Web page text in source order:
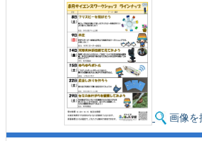
画像を